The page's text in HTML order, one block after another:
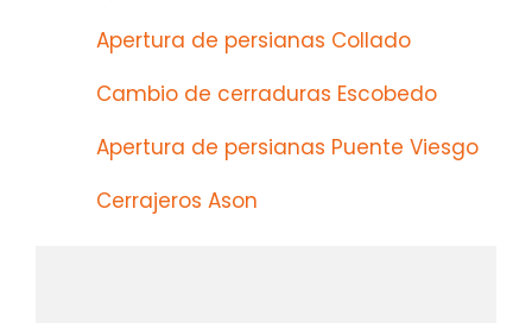
Apertura de persianas Collado
Cambio de cerraduras Escobedo
Apertura de persianas Puente Viesgo
Cerrajeros Ason